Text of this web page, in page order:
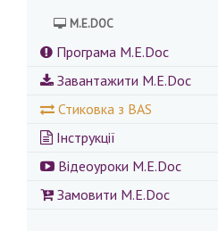
M.E.DOC
Програма M.E.Doc
Завантажити M.E.Doc
Стиковка з BAS
Інструкції
Відеоуроки M.E.Doc
Замовити M.E.Doc